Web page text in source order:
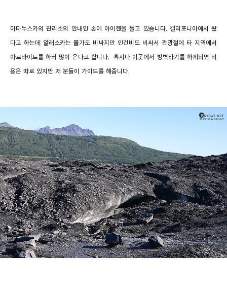
마타누스카의 관리소의 안내인 손에 아이젠을 들고 있습니다. 캘리포니아에서 왔
다고 하는데 알래스카는 물가도 비싸지만 인건비도 비싸서 관광철에 타 지역에서
아르바이트를 하러 많이 온다고 합니다. 혹시나 이곳에서 빙벽타기를 하게되면 비
용은 따로 있지만 저 분들이 가이드를 해줍니다.